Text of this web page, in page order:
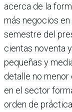
acerca de la
más negocios
semes­tre del
cientas noventa
pequeñas y
detalle no menor
en el sector
orden de